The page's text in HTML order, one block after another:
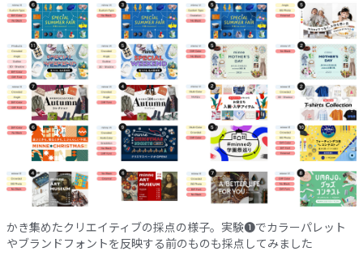
かき集めたクリエイティブの採点の様子。実験❶でカラーパレット
やブランドフォントを反映する前のものも採点してみました